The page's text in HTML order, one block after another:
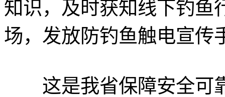
知识，及时获知线下钓鱼
场，发放防钓鱼触电宣传
这是我省保障安全可